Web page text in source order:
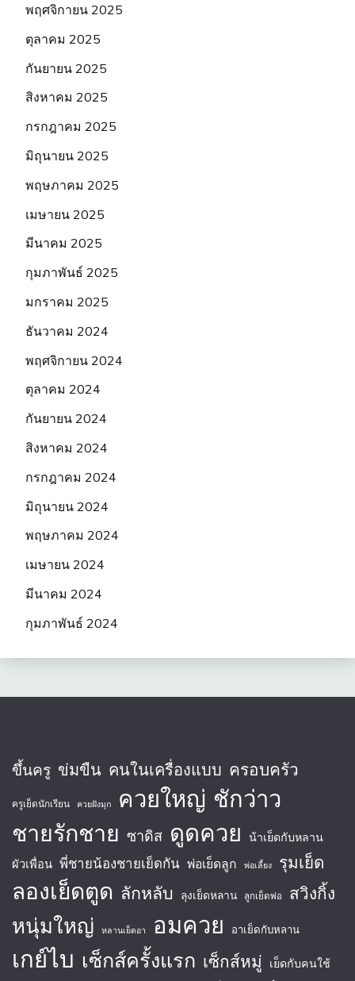
พฤศจิกายน 2025
ตุลาคม 2025
กันยายน 2025
สิงหาคม 2025
กรกฎาคม 2025
มิถุนายน 2025
พฤษภาคม 2025
เมษายน 2025
มีนาคม 2025
กุมภาพันธ์ 2025
มกราคม 2025
ธันวาคม 2024
พฤศจิกายน 2024
ตุลาคม 2024
กันยายน 2024
สิงหาคม 2024
กรกฎาคม 2024
มิถุนายน 2024
พฤษภาคม 2024
เมษายน 2024
มีนาคม 2024
กุมภาพันธ์ 2024
ขึ้นครู ข่มขืน คนในเครื่องแบบ ครอบครัว
ครูเย็ดนักเรียน ควยฝังมุก ควยใหญ่ ชักว่าว
ชายรักชาย ซาดิส ดูดควย น้าเย็ดกับหลาน
ผัวเพื่อน พี่ชายน้องชายเย็ดกัน พ่อเย็ดลูก พ่อเลี้ยง รุมเย็ด
ลองเย็ดตูด ลักหลับ ลุงเย็ดหลาน ลูกเย็ดพ่อ สวิงกิ้ง
หนุ่มใหญ่ หลานเย็ดอา อมควย อาเย็ดกับหลาน
เกย์ไบ เซ็กส์ครั้งแรก เซ็กส์หมู่ เย็ดกับคนใช้